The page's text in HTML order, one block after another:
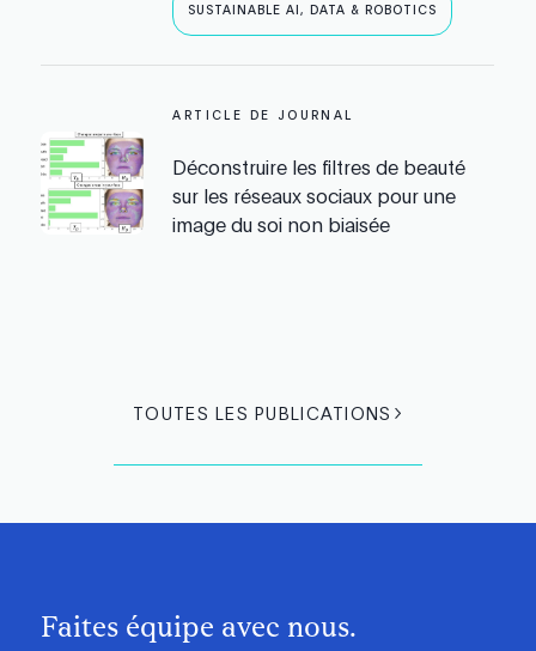
SUSTAINABLE AI, DATA & ROBOTICS
ARTICLE DE JOURNAL
Déconstruire les filtres de beauté
sur les réseaux sociaux pour une
image du soi non biaisée
TOUTES LES PUBLICATIONS
Faites équipe avec nous.